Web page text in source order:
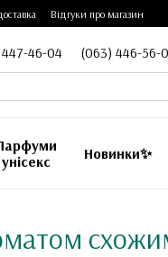
Відгуки про магазин
46-04 (063) 446-56-
унісекс
Новинки✨